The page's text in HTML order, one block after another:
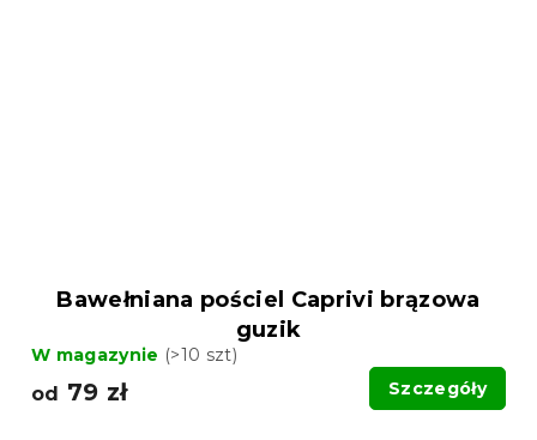
Bawełniana pościel Caprivi brązowa
guzik
W magazynie (>10 szt)
od 79 zł Szczegóły